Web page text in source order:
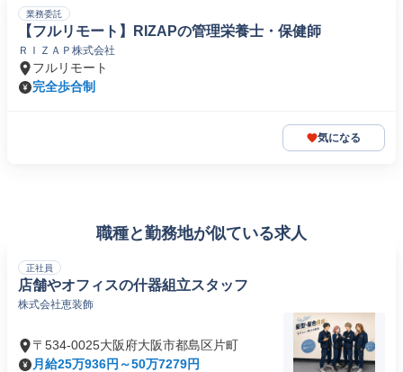
業務委託
【フルリモート】RIZAPの管理栄養士・保健師
ＲＩＺＡＰ株式会社
フルリモート
完全歩合制
気になる
職種と勤務地が似ている求人
正社員
店舗やオフィスの什器組立スタッフ
株式会社恵装飾
〒534-0025大阪府大阪市都島区片町
月給25万936円～50万7279円